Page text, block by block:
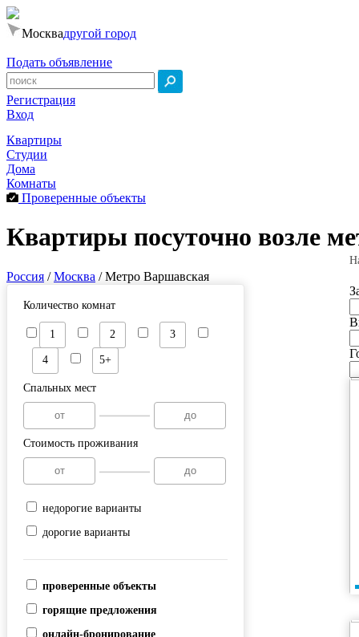
Москвадругой город
Подать объявление
Регистрация
Вход
Квартиры
Студии
Дома
Комнаты
Проверенные объекты
Квартиры посуточно возле
Россия /Москва /Метро Варшавская
Количество комнат
1 2 3
4 5+
Спальных мест
Стоимость проживания
недорогие варианты
дорогие варианты
проверенные объекты
горящие предложения
онлайн-бронирование